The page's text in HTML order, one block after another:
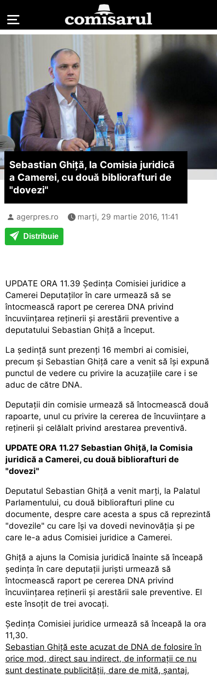
Sebastian Ghiță, la Comisia juridică
a Camerei, cu două bibliorafturi de
"dovezi"
agerpres.ro marți, 29 martie 2016, 11:41
Distribuie
UPDATE ORA 11.39 Ședința Comisiei juridice a
Camerei Deputaților în care urmează să se
întocmească raport pe cererea DNA privind
încuviințarea reținerii și arestării preventive a
deputatului Sebastian Ghiță a început.
La ședință sunt prezenți 16 membri ai comisiei,
precum și Sebastian Ghiță care a venit să își expună
punctul de vedere cu privire la acuzațiile care i se
aduc de către DNA.
Deputații din comisie urmează să întocmească două
rapoarte, unul cu privire la cererea de încuviințare a
reținerii și celălalt privind arestarea preventivă.
UPDATE ORA 11.27 Sebastian Ghiță, la Comisia
juridică a Camerei, cu două bibliorafturi de
"dovezi"
Deputatul Sebastian Ghiță a venit marți, la Palatul
Parlamentului, cu două bibliorafturi pline cu
documente, despre care acesta a spus că reprezintă
"dovezile" cu care își va dovedi nevinovăția și pe
care le-a adus Comisiei juridice a Camerei.
Ghiță a ajuns la Comisia juridică înainte să înceapă
ședința în care deputații juriști urmează să
întocmească raport pe cererea DNA privind
încuviințarea reținerii și arestării sale preventive. El
este însoțit de trei avocați.
Ședința Comisiei juridice urmează să înceapă la ora
11,30.
Sebastian Ghiță este acuzat de DNA de folosire în
orice mod, direct sau indirect, de informații ce nu
sunt destinate publicității, dare de mită, șantaj,